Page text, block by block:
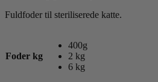
Fuldfoder til steriliserede katte.
Foder kg
400g
2 kg
6 kg